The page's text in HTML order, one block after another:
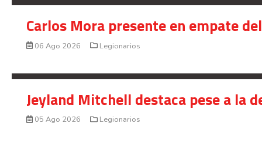
Carlos Mora presente en empate
06 Ago 2026 Legionarios
Jeyland Mitchell destaca pese a la
05 Ago 2026 Legionarios